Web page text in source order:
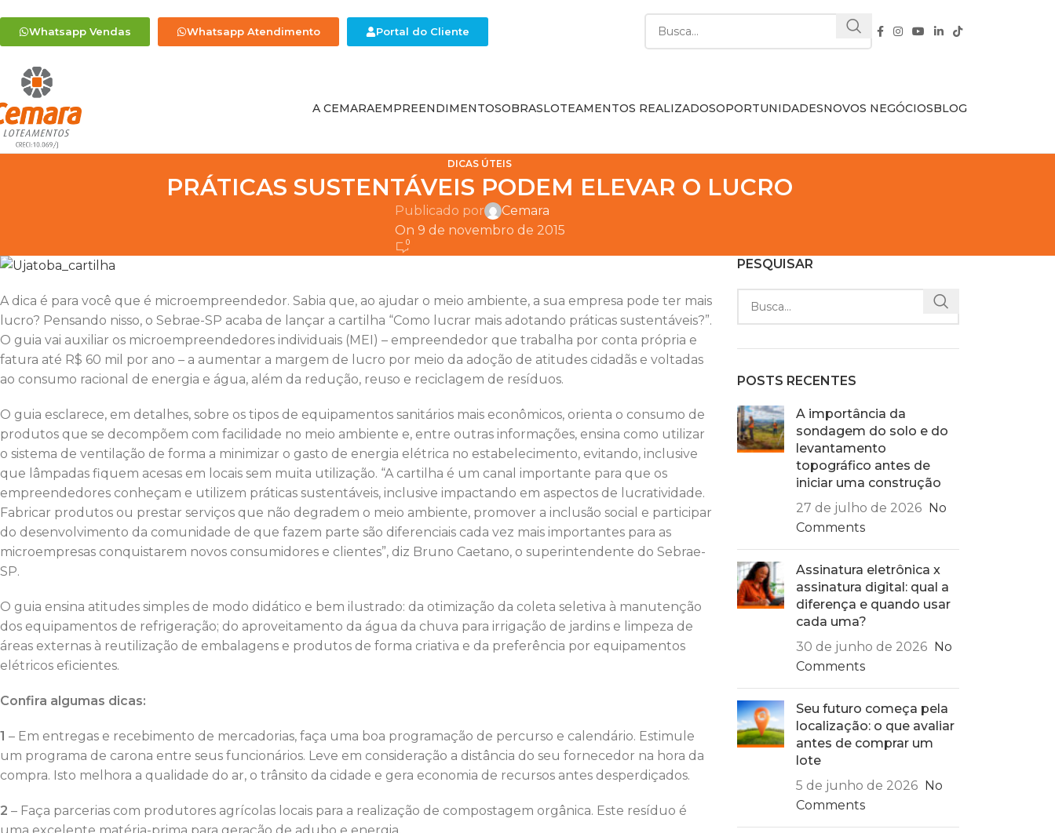
Whatsapp Vendas Whatsapp Atendimento Portal do Cliente
A CEMARAEMPREENDIMENTOSOBRASLOTEAMENTOS REALIZADOSOPORTUNIDADESNOVOS NEGÓCIOSBLOG
DICAS ÚTEIS
PRÁTICAS SUSTENTÁVEIS PODEM ELEVAR O LUCRO
Publicado por
Cemara
On 9 de novembro de 2015
0
A dica é para você que é microempreendedor. Sabia que, ao ajudar o meio ambiente, a sua empresa pode ter mais
lucro? Pensando nisso, o Sebrae-SP acaba de lançar a cartilha “Como lucrar mais adotando práticas sustentáveis?”.
O guia vai auxiliar os microempreendedores individuais (MEI) – empreendedor que trabalha por conta própria e
fatura até R$ 60 mil por ano – a aumentar a margem de lucro por meio da adoção de atitudes cidadãs e voltadas
ao consumo racional de energia e água, além da redução, reuso e reciclagem de resíduos.
O guia esclarece, em detalhes, sobre os tipos de equipamentos sanitários mais econômicos, orienta o consumo de
produtos que se decompõem com facilidade no meio ambiente e, entre outras informações, ensina como utilizar
o sistema de ventilação de forma a minimizar o gasto de energia elétrica no estabelecimento, evitando, inclusive
que lâmpadas fiquem acesas em locais sem muita utilização. “A cartilha é um canal importante para que os
empreendedores conheçam e utilizem práticas sustentáveis, inclusive impactando em aspectos de lucratividade.
Fabricar produtos ou prestar serviços que não degradem o meio ambiente, promover a inclusão social e participar
do desenvolvimento da comunidade de que fazem parte são diferenciais cada vez mais importantes para as
microempresas conquistarem novos consumidores e clientes”, diz Bruno Caetano, o superintendente do Sebrae-
SP.
O guia ensina atitudes simples de modo didático e bem ilustrado: da otimização da coleta seletiva à manutenção
dos equipamentos de refrigeração; do aproveitamento da água da chuva para irrigação de jardins e limpeza de
áreas externas à reutilização de embalagens e produtos de forma criativa e da preferência por equipamentos
elétricos eficientes.
Confira algumas dicas:
1 – Em entregas e recebimento de mercadorias, faça uma boa programação de percurso e calendário. Estimule
um programa de carona entre seus funcionários. Leve em consideração a distância do seu fornecedor na hora da
compra. Isto melhora a qualidade do ar, o trânsito da cidade e gera economia de recursos antes desperdiçados.
2 – Faça parcerias com produtores agrícolas locais para a realização de compostagem orgânica. Este resíduo é
PESQUISAR
POSTS RECENTES
A importância da
sondagem do solo e do
levantamento
topográfico antes de
iniciar uma construção
27 de julho de 2026 No
Comments
Assinatura eletrônica x
assinatura digital: qual a
diferença e quando usar
cada uma?
30 de junho de 2026 No
Comments
Seu futuro começa pela
localização: o que avaliar
antes de comprar um
lote
5 de junho de 2026 No
Comments